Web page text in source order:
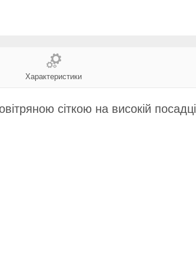
Характеристики
сіткою на високій посадці